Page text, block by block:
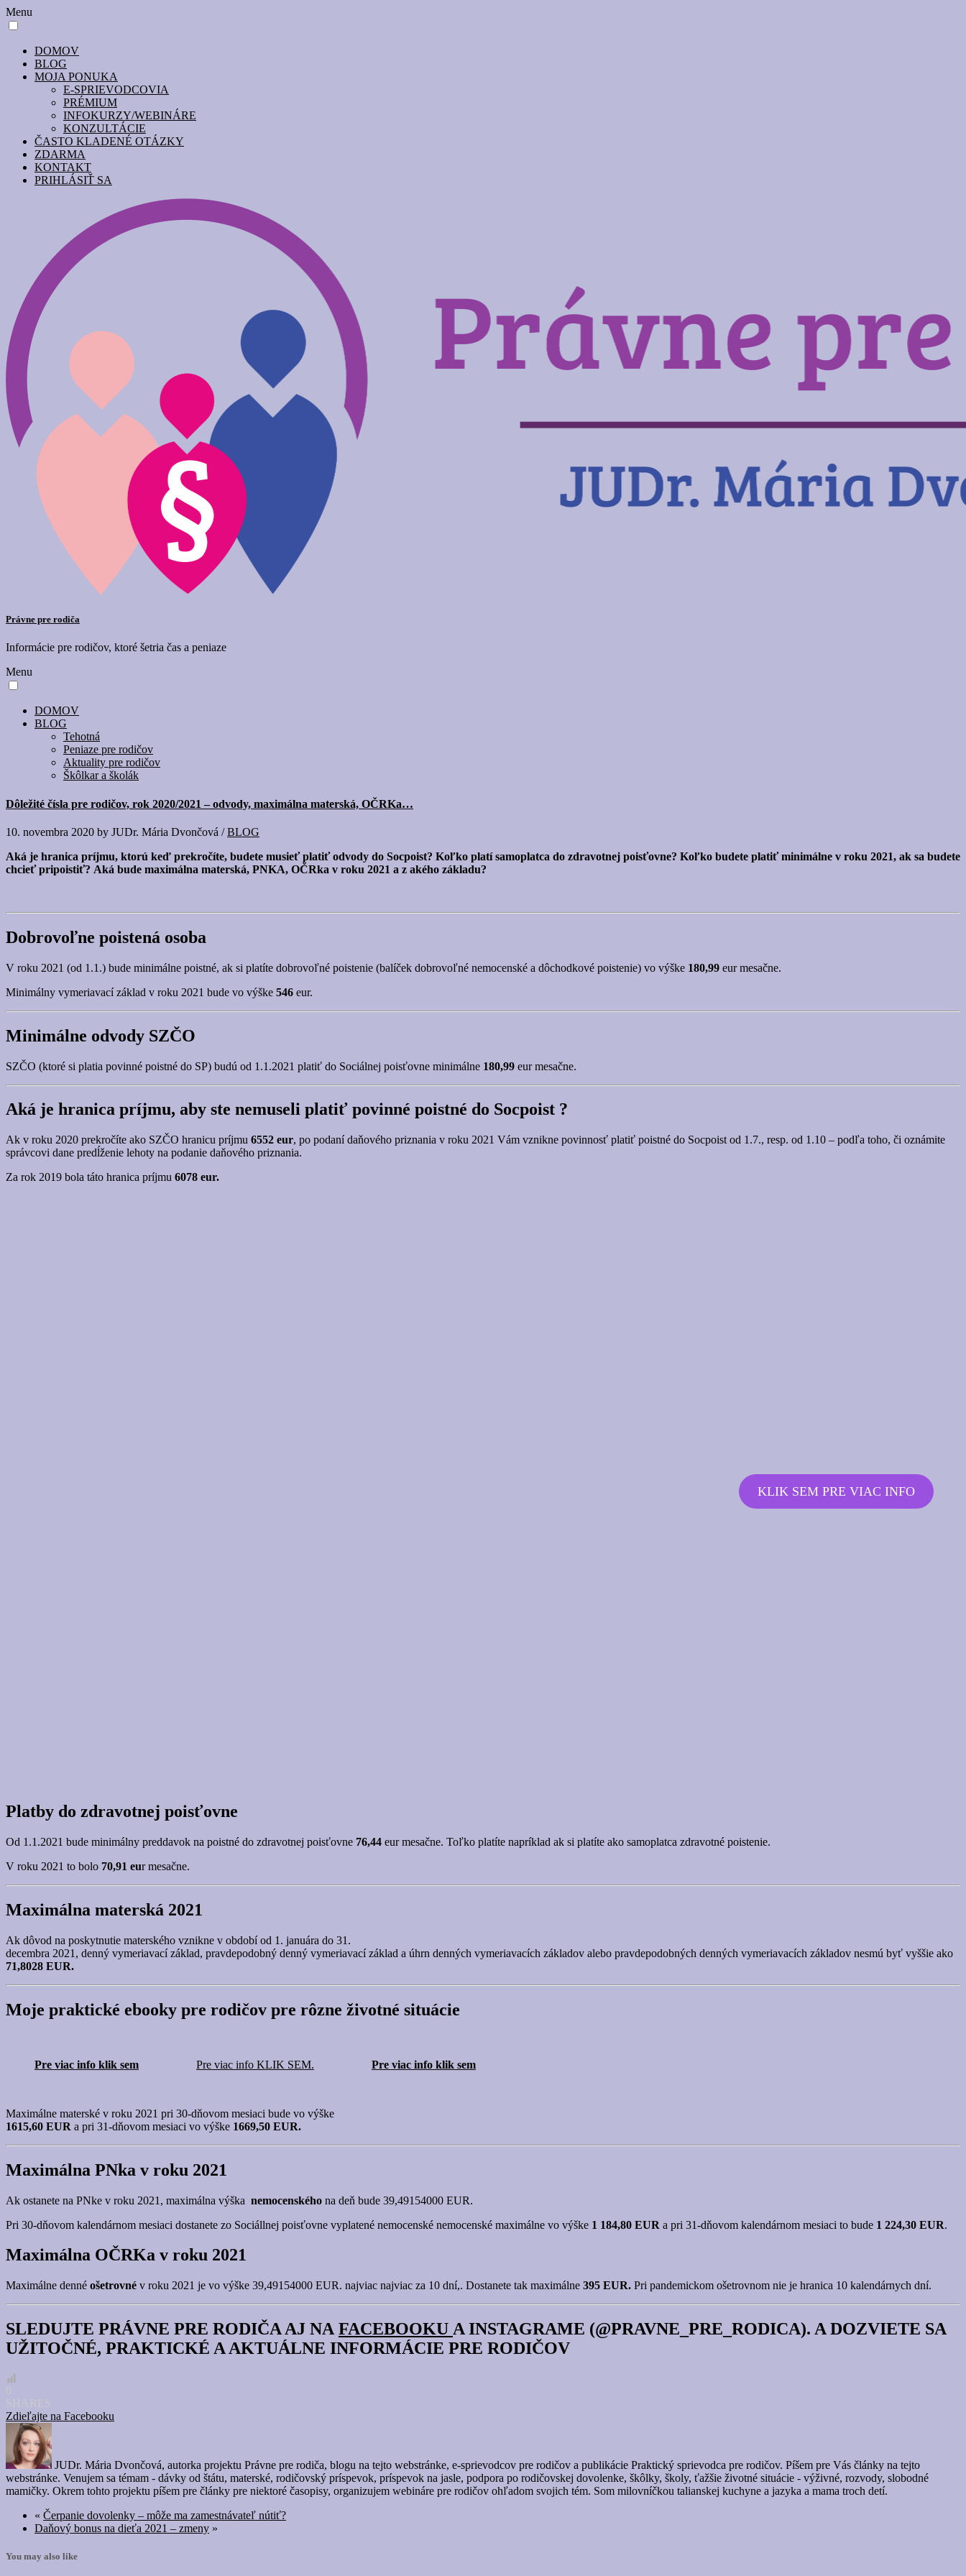
Menu
DOMOV
BLOG
MOJA PONUKA
E-SPRIEVODCOVIA
PRÉMIUM
INFOKURZY/WEBINÁRE
KONZULTÁCIE
ČASTO KLADENÉ OTÁZKY
ZDARMA
KONTAKT
PRIHLÁSIŤ SA
Právne pre rodiča
Informácie pre rodičov, ktoré šetria čas a peniaze
Menu
DOMOV
BLOG
Tehotná
Peniaze pre rodičov
Aktuality pre rodičov
Škôlkar a školák
Dôležité čísla pre rodičov, rok 2020/2021 – odvody, maximálna materská, OČRKa…
10. novembra 2020 by JUDr. Mária Dvončová /BLOG
Aká je hranica príjmu, ktorú keď prekročíte, budete musieť platiť odvody do Socpoist? Koľko platí samoplatca do zdravotnej poisťovne? Koľko budete platiť minimálne v roku 2021, ak sa budete
chcieť pripoistiť? Aká bude maximálna materská, PNKA, OČRka v roku 2021 a z akého základu?
Dobrovoľne poistená osoba
V roku 2021 (od 1.1.) bude minimálne poistné, ak si platíte dobrovoľné poistenie (balíček dobrovoľné nemocenské a dôchodkové poistenie) vo výške 180,99 eur mesačne.
Minimálny vymeriavací základ v roku 2021 bude vo výške 546 eur.
Minimálne odvody SZČO
SZČO (ktoré si platia povinné poistné do SP) budú od 1.1.2021 platiť do Sociálnej poisťovne minimálne 180,99 eur mesačne.
Aká je hranica príjmu, aby ste nemuseli platiť povinné poistné do Socpoist ?
Ak v roku 2020 prekročíte ako SZČO hranicu príjmu 6552 eur, po podaní daňového priznania v roku 2021 Vám vznikne povinnosť platiť poistné do Socpoist od 1.7., resp. od 1.10 – podľa toho, či oznámite
správcovi dane predĺženie lehoty na podanie daňového priznania.
Za rok 2019 bola táto hranica príjmu 6078 eur.
KLIK SEM PRE VIAC INFO
Platby do zdravotnej poisťovne
Od 1.1.2021 bude minimálny preddavok na poistné do zdravotnej poisťovne 76,44 eur mesačne. Toľko platíte napríklad ak si platíte ako samoplatca zdravotné poistenie.
V roku 2021 to bolo 70,91 eur mesačne.
Maximálna materská 2021
Ak dôvod na poskytnutie materského vznikne v období od 1. januára do 31.
decembra 2021, denný vymeriavací základ, pravdepodobný denný vymeriavací základ a úhrn denných vymeriavacích základov alebo pravdepodobných denných vymeriavacích základov nesmú byť vyššie ako
71,8028 EUR.
Moje praktické ebooky pre rodičov pre rôzne životné situácie
Pre viac info klik sem Pre viac info KLIK SEM. Pre viac info klik sem
Maximálne materské v roku 2021 pri 30-dňovom mesiaci bude vo výške
1615,60 EUR a pri 31-dňovom mesiaci vo výške 1669,50 EUR.
Maximálna PNka v roku 2021
Ak ostanete na PNke v roku 2021, maximálna výška nemocenského na deň bude 39,49154000 EUR.
Pri 30-dňovom kalendárnom mesiaci dostanete zo Sociállnej poisťovne vyplatené nemocenské nemocenské maximálne vo výške 1 184,80 EUR a pri 31-dňovom kalendárnom mesiaci to bude 1 224,30 EUR.
Maximálna OČRKa v roku 2021
Maximálne denné ošetrovné v roku 2021 je vo výške 39,49154000 EUR. najviac najviac za 10 dní,. Dostanete tak maximálne 395 EUR. Pri pandemickom ošetrovnom nie je hranica 10 kalendárnych dní.
SLEDUJTE PRÁVNE PRE RODIČA AJ NAFACEBOOKU A INSTAGRAME (@PRAVNE_PRE_RODICA). A DOZVIETE SA
UŽITOČNÉ, PRAKTICKÉ A AKTUÁLNE INFORMÁCIE PRE RODIČOV
Zdieľajte na Facebooku
JUDr. Mária Dvončová, autorka projektu Právne pre rodiča, blogu na tejto webstránke, e-sprievodcov pre rodičov a publikácie Praktický sprievodca pre rodičov. Píšem pre Vás články na tejto
webstránke. Venujem sa témam - dávky od štátu, materské, rodičovský príspevok, príspevok na jasle, podpora po rodičovskej dovolenke, škôlky, školy, ťažšie životné situácie - výživné, rozvody, slobodné
mamičky. Okrem tohto projektu píšem pre články pre niektoré časopisy, organizujem webináre pre rodičov ohľadom svojich tém. Som milovníčkou talianskej kuchyne a jazyka a mama troch detí.
« Čerpanie dovolenky – môže ma zamestnávateľ nútiť?
Daňový bonus na dieťa 2021 – zmeny »
You may also like